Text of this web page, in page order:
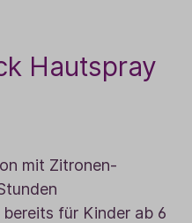
Hautspray
mit Zitronen-
für Kinder ab 6